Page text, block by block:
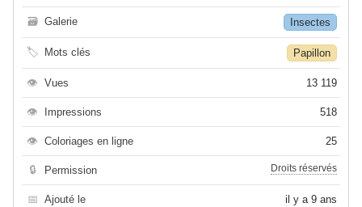
🗃 Galerie Insectes
🏷 Mots clés Papillon
👁 Vues 13 119
👁 Impressions 518
👁 Coloriages en ligne 25
🔒 Permission Droits réservés
📅 Ajouté le il y a 9 ans